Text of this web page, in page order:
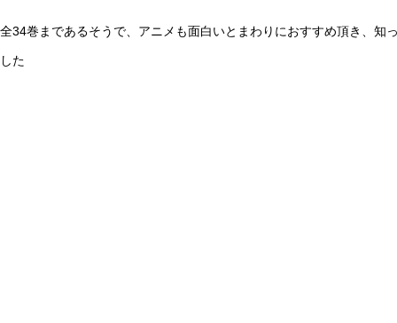
全34巻まであるそうで、アニメも面白いとまわりにおすすめ頂き、知
した